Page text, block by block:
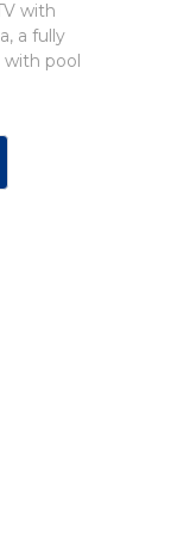
with
a fully
with pool